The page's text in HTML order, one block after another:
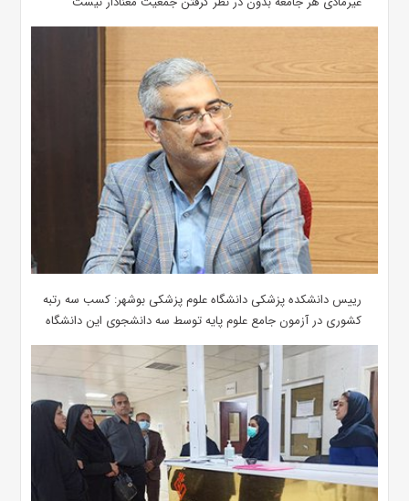
رییس دانشکده پزشکی دانشگاه علوم پزشکی بوشهر: کسب سه رتبه
کشوری در آزمون جامع علوم پایه توسط سه دانشجوی این دانشگاه